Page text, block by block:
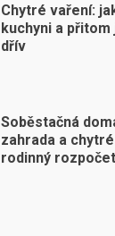
Chytré vaření:
kuchyni a
dřív
Soběstačná
zahrada a
rodinný rozpočet